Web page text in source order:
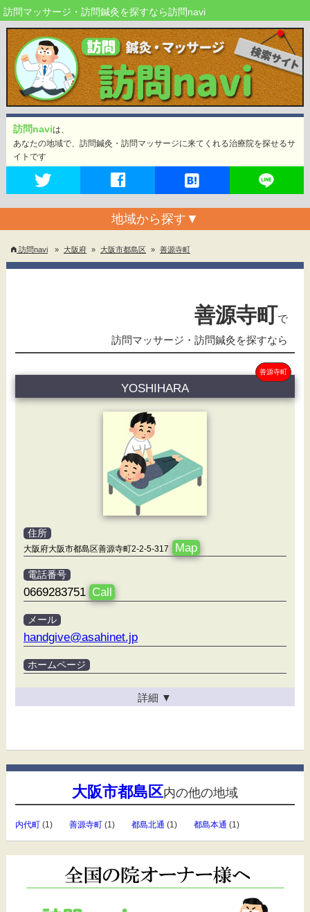
訪問マッサージ・訪問鍼灸を探すなら訪問navi
訪問naviは、
あなたの地域で、訪問鍼灸・訪問マッサージに来てくれる治療院を探せるサ
イトです
地域から探す ▼
訪問navi » 大阪府 » 大阪市都島区 » 善源寺町
善源寺町で
訪問マッサージ・訪問鍼灸を探すなら
善源寺町
YOSHIHARA
住所
大阪府大阪市都島区善源寺町2-2-5-317 Map
電話番号
0669283751 Call
メール
handgive@asahinet.jp
ホームページ
詳細 ▼
大阪市都島区内の他の地域
内代町(1) 善源寺町(1) 都島北通 (1) 都島本通 (1)